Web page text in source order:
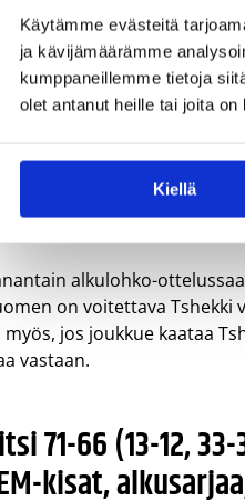
Käytämme evästeitä
ja kävijämäärämme
kumppaneillemme tietoja
olet antanut heille tai joita
Kiellä
on tosin vielä
että menetämme palloa
ohi. Niillä Sveitsi pysyi
Moleniuksen
1), Daniel Dolenc (10/13) ja
päissä, hyviä
koko ajan. Kalle
alkulohko-
on voitettava Tshekki
jos joukkue kaataa
vastaan.
71-66 (13-12,
kisat,